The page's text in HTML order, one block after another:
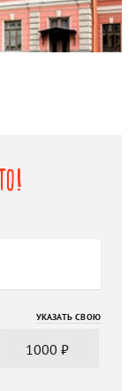
1000₽
УКАЗАТЬ СВОЮ